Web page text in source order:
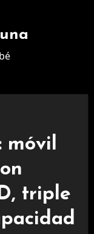
móvil
triple